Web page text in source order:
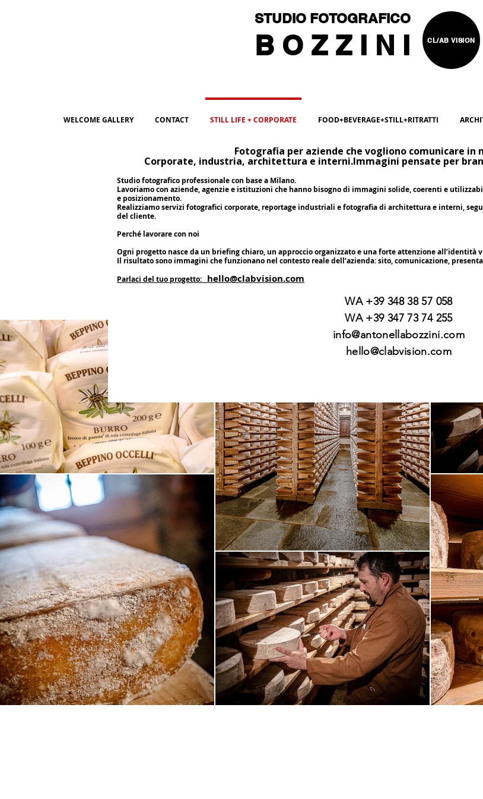
STUDIO FOTOGRAFICO
B O Z Z I N I CL/AB VISION
WELCOME GALLERY CONTACT STILL LIFE + CORPORATE FOOD+BEVERAGE+STILL+RITRATTI
Fotografia per aziende che vogliono comunicare in
Corporate, industria, architettura e interni.Immagini pensate per
Studio fotografico professionale con base a Milano.
Lavoriamo con aziende, agenzie e istituzioni che hanno bisogno di immagini solide, coerenti e
e posizionamento.
Realizziamo servizi fotografici corporate, reportage industriali e fotografia di architettura e interni,
del cliente.
Perché lavorare con noi
Ogni progetto nasce da un briefing chiaro, un approccio organizzato e una forte attenzione all’identità
Il risultato sono immagini che funzionano nel contesto reale dell’azienda: sito, comunicazione,
Parlaci del tuo progetto: hello@clabvision.com
WA +39 348 38 57 058
WA +39 347 73 74 255
info@antonellabozzini.com
hello@clabvision.com